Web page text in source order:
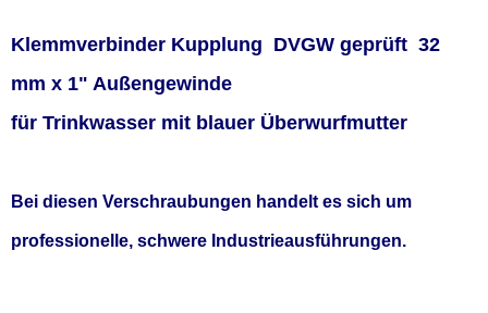
Klemmverbinder Kupplung DVGW geprüft 32
mm x 1" Außengewinde
für Trinkwasser mit blauer Überwurfmutter
Bei diesen Verschraubungen handelt es sich um
professionelle, schwere Industrieausführungen.